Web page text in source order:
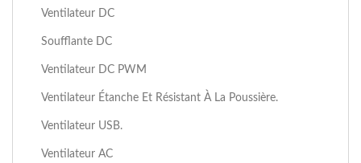
Ventilateur DC
Soufflante DC
Ventilateur DC PWM
Ventilateur Étanche Et Résistant À La Poussière.
Ventilateur USB.
Ventilateur AC